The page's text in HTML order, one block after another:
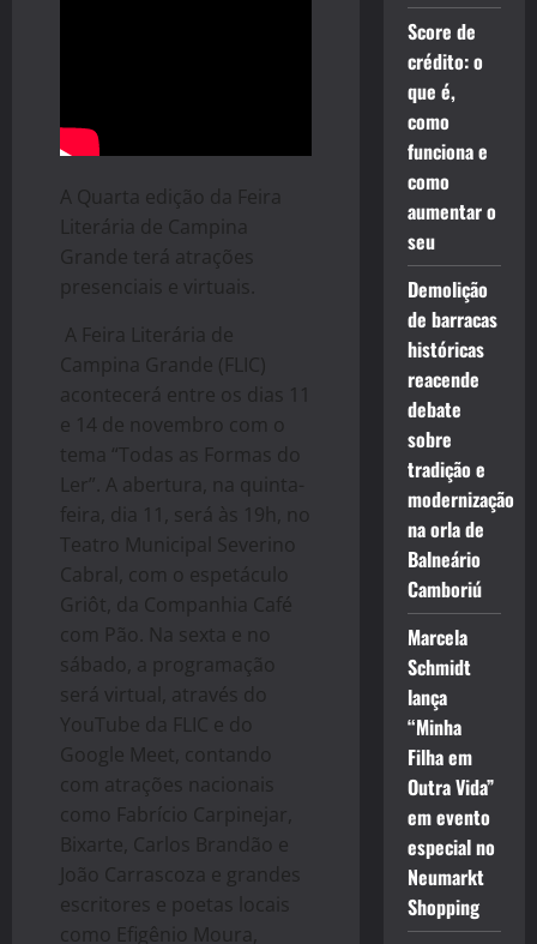
A Quarta edição da Feira
Literária de Campina
Grande terá atrações
presenciais e virtuais.
A Feira Literária de
Campina Grande (FLIC)
acontecerá entre os dias 11
e 14 de novembro com o
tema “Todas as Formas do
Ler”. A abertura, na quinta-
feira, dia 11, será às 19h, no
Teatro Municipal Severino
Cabral, com o espetáculo
Griôt, da Companhia Café
com Pão. Na sexta e no
sábado, a programação
será virtual, através do
YouTube da FLIC e do
Google Meet, contando
com atrações nacionais
como Fabrício Carpinejar,
Bixarte, Carlos Brandão e
João Carrascoza e grandes
escritores e poetas locais
como Efigênio Moura,
Score de
crédito: o
que é,
como
funciona e
como
aumentar o
seu
Demolição
de barracas
históricas
reacende
debate
sobre
tradição e
modernização
na orla de
Balneário
Camboriú
Marcela
Schmidt
lança
“Minha
Filha em
Outra Vida”
em evento
especial no
Neumarkt
Shopping